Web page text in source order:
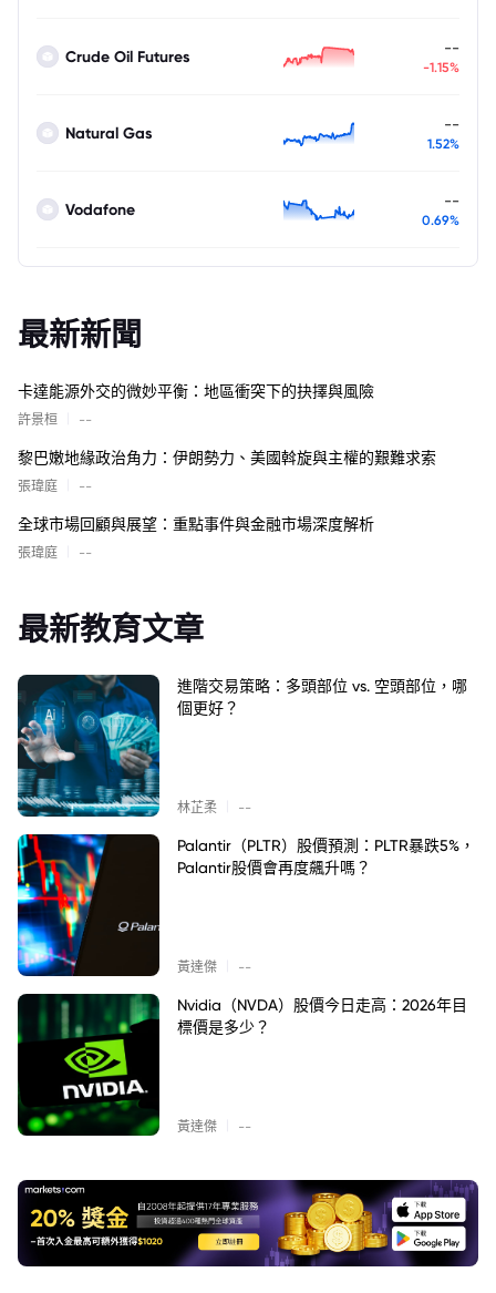
Crude Oil Futures --
-1.15%
Natural Gas --
1.52%
Vodafone --
0.69%
最新新聞
卡達能源外交的微妙平衡：地區衝突下的抉擇與風險
許景桓 --
黎巴嫩地緣政治角力：伊朗勢力、美國斡旋與主權的艱難求索
張瑋庭 --
全球市場回顧與展望：重點事件與金融市場深度解析
張瑋庭 --
最新教育文章
進階交易策略：多頭部位 vs. 空頭部位，哪
個更好？
林芷柔 --
Palantir（PLTR）股價預測：PLTR暴跌5%，
Palantir股價會再度飆升嗎？
黃達傑 --
Nvidia（NVDA）股價今日走高：2026年目
標價是多少？
黃達傑 --